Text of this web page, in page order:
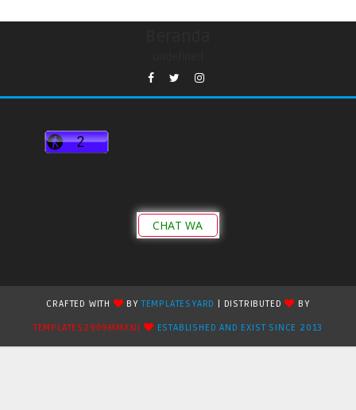
CHAT WA
CRAFTED WITH BYTEMPLATESYARD | DISTRIBUTED
BY
TEMPLATES2909MMXXII
ESTABLISHED AND EXIST SINCE 2013